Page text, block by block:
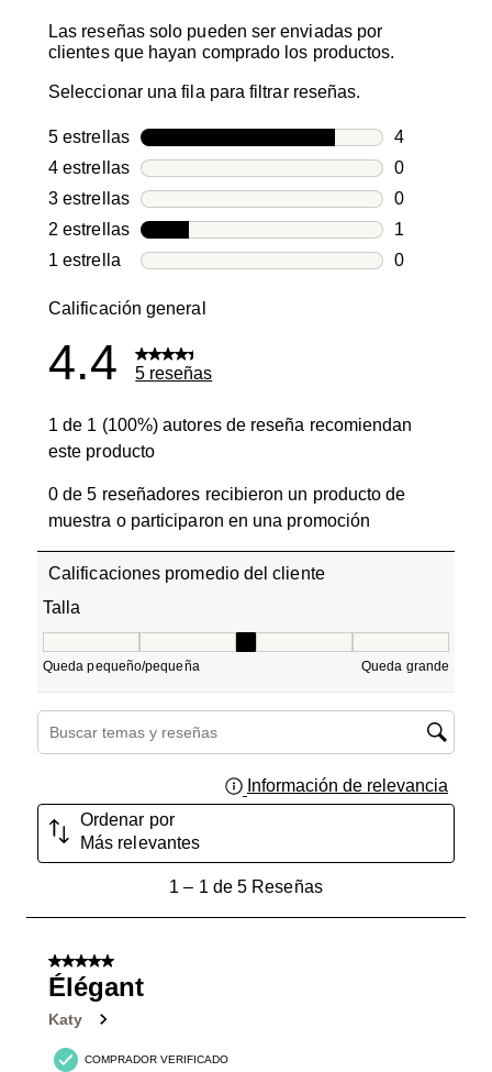
Las reseñas solo pueden ser enviadas por
clientes que hayan comprado los productos.
Seleccionar una fila para filtrar reseñas.
5 estrellasestrellas
4
4 reseñas
4 estrellasestrellas
0
0 reseñas
3 estrellasestrellas
0
0 reseñas
2 estrellasestrellas
1
1 reseña
1 estrellaestrellas
0
Calificación general
4.4 5 reseñas
1 de 1 (100%) autores de reseña recomiendan
este producto
0 de 5 reseñadores recibieron un producto de
muestra o participaron en una promoción
Calificaciones promedio del cliente
Talla
Queda pequeño/pequeña Queda grande
Región de búsqueda de temas y reseñas
Información de relevancia
Ordenar por
Más relevantes
Reseñas.
1 – 1 de 5 Reseñas
5 de 5 estrellas.
Élégant
Katy
COMPRADOR VERIFICADO